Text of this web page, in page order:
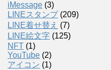
iMessage (3)
LINEスタンプ(209)
LINE着せ替え (7)
LINE絵文字 (125)
NFT (1)
YouTube (2)
アイコン (1)